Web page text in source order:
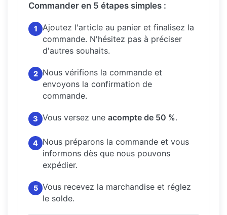
Commander en 5 étapes simples :
1
Ajoutez l'article au panier et finalisez la
commande. N'hésitez pas à préciser
d'autres souhaits.
2
Nous vérifions la commande et
envoyons la confirmation de
commande.
3 Vous versez une acompte de 50 %.
4 Nous préparons la commande et vous
informons dès que nous pouvons
expédier.
5 Vous recevez la marchandise et réglez
le solde.